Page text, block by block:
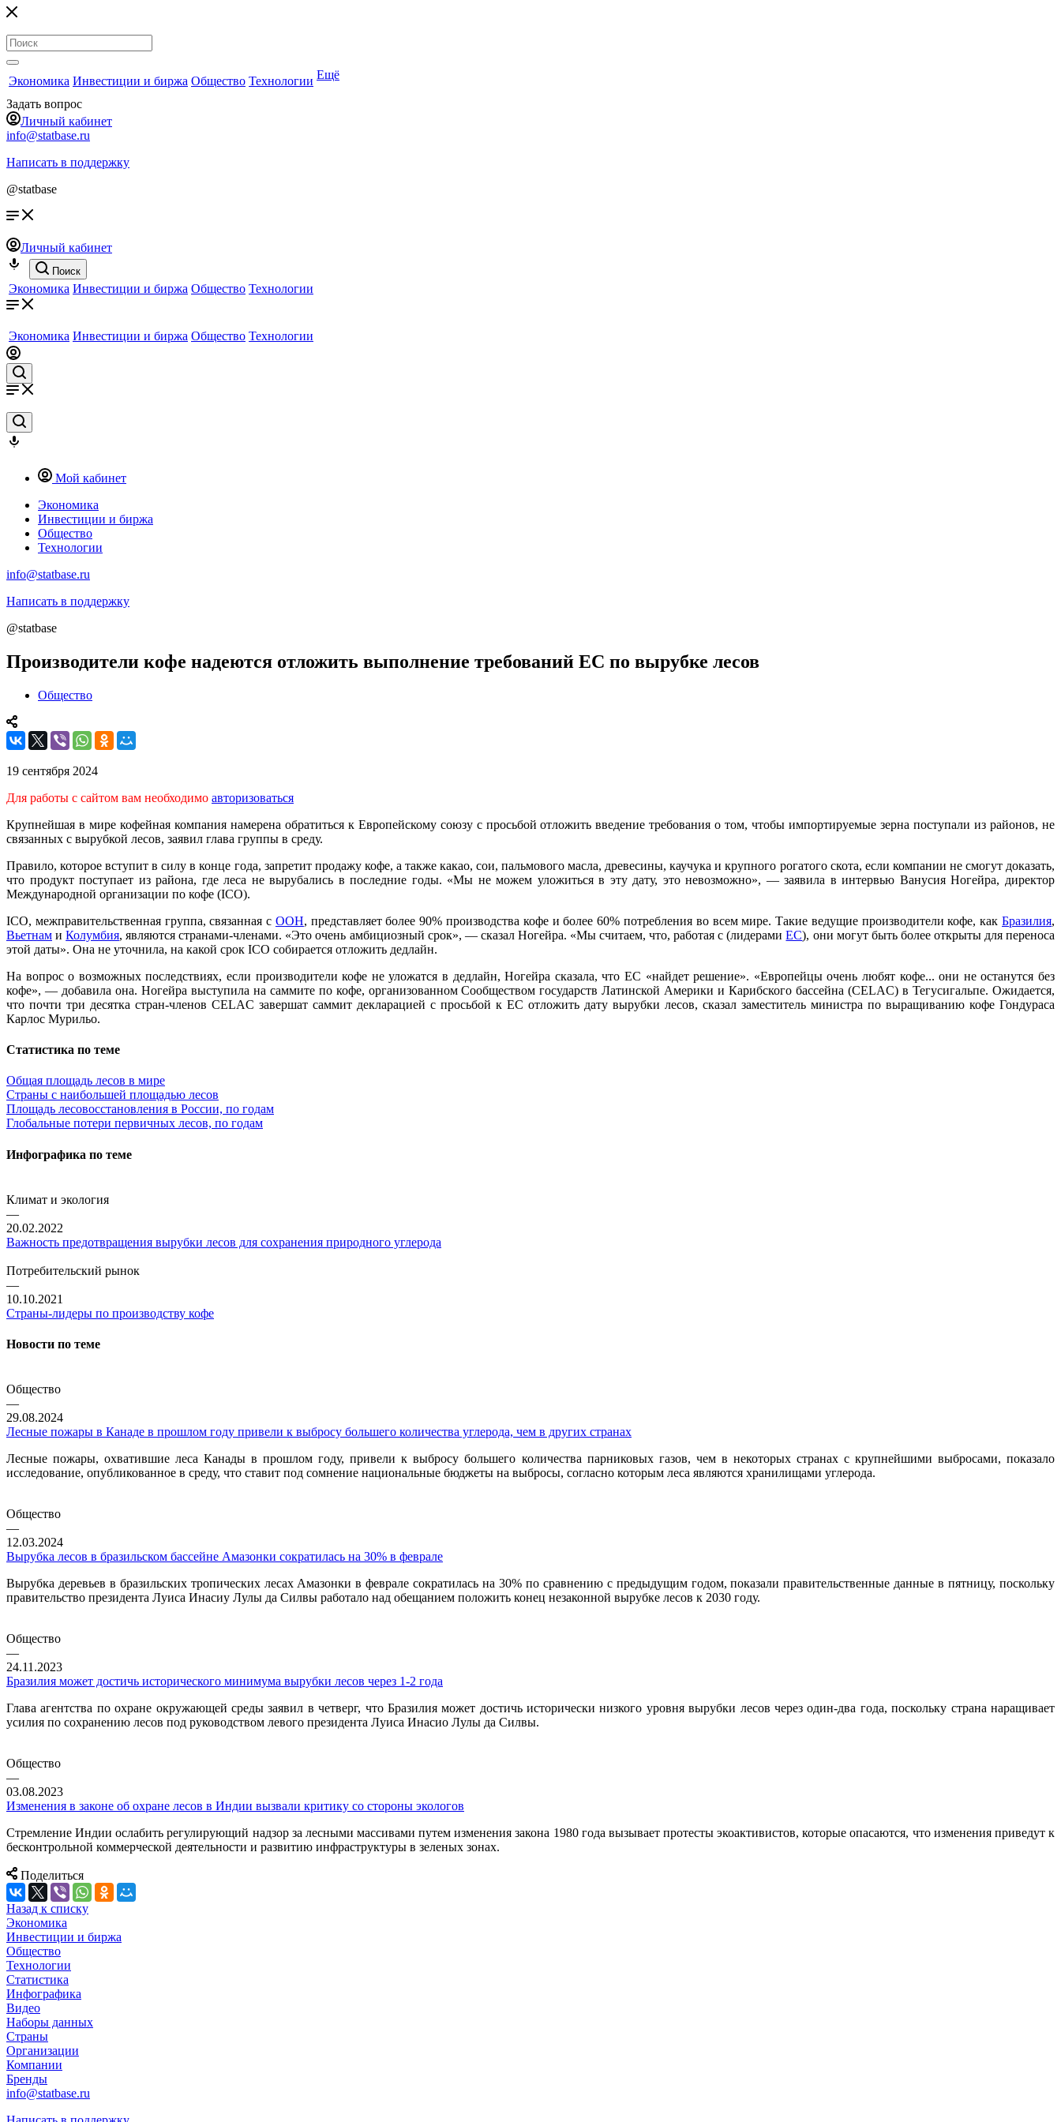
Экономика Инвестиции и биржа Общество Технологии Ещё
Задать вопрос
Личный кабинет
info@statbase.ru
Написать в поддержку
@statbase
Личный кабинет
Поиск
Экономика Инвестиции и биржа Общество Технологии
Экономика Инвестиции и биржа Общество Технологии
Мой кабинет
Экономика
Инвестиции и биржа
Общество
Технологии
info@statbase.ru
Написать в поддержку
@statbase
Производители кофе надеются отложить выполнение требований ЕС по вырубке лесов
Общество
19 сентября 2024
Для работы с сайтом вам необходимо авторизоваться
Крупнейшая в мире кофейная компания намерена обратиться к Европейскому союзу с просьбой отложить введение требования о том, чтобы импортируемые зерна поступали из районов, не
связанных с вырубкой лесов, заявил глава группы в среду.
Правило, которое вступит в силу в конце года, запретит продажу кофе, а также какао, сои, пальмового масла, древесины, каучука и крупного рогатого скота, если компании не смогут доказать,
что продукт поступает из района, где леса не вырубались в последние годы. «Мы не можем уложиться в эту дату, это невозможно», — заявила в интервью Ванусия Ногейра, директор
Международной организации по кофе (ICO).
ICO, межправительственная группа, связанная с ООН, представляет более 90% производства кофе и более 60% потребления во всем мире. Такие ведущие производители кофе, какБразилия,
Вьетнам иКолумбия, являются странами-членами. «Это очень амбициозный срок», — сказал Ногейра. «Мы считаем, что, работая с (лидерамиЕС), они могут быть более открыты для переноса
этой даты». Она не уточнила, на какой срок ICO собирается отложить дедлайн.
На вопрос о возможных последствиях, если производители кофе не уложатся в дедлайн, Ногейра сказала, что ЕС «найдет решение». «Европейцы очень любят кофе... они не останутся без
кофе», — добавила она. Ногейра выступила на саммите по кофе, организованном Сообществом государств Латинской Америки и Карибского бассейна (CELAC) в Тегусигальпе. Ожидается,
что почти три десятка стран-членов CELAC завершат саммит декларацией с просьбой к ЕС отложить дату вырубки лесов, сказал заместитель министра по выращиванию кофе Гондураса
Карлос Мурильо.
Статистика по теме
Общая площадь лесов в мире
Страны с наибольшей площадью лесов
Площадь лесовосстановления в России, по годам
Глобальные потери первичных лесов, по годам
Инфографика по теме
Климат и экология
—
20.02.2022
Важность предотвращения вырубки лесов для сохранения природного углерода
Потребительский рынок
—
10.10.2021
Страны-лидеры по производству кофе
Новости по теме
Общество
—
29.08.2024
Лесные пожары в Канаде в прошлом году привели к выбросу большего количества углерода, чем в других странах
Лесные пожары, охватившие леса Канады в прошлом году, привели к выбросу большего количества парниковых газов, чем в некоторых странах с крупнейшими выбросами, показало
исследование, опубликованное в среду, что ставит под сомнение национальные бюджеты на выбросы, согласно которым леса являются хранилищами углерода.
Общество
—
12.03.2024
Вырубка лесов в бразильском бассейне Амазонки сократилась на 30% в феврале
Вырубка деревьев в бразильских тропических лесах Амазонки в феврале сократилась на 30% по сравнению с предыдущим годом, показали правительственные данные в пятницу, поскольку
правительство президента Луиса Инасиу Лулы да Силвы работало над обещанием положить конец незаконной вырубке лесов к 2030 году.
Общество
—
24.11.2023
Бразилия может достичь исторического минимума вырубки лесов через 1-2 года
Глава агентства по охране окружающей среды заявил в четверг, что Бразилия может достичь исторически низкого уровня вырубки лесов через один-два года, поскольку страна наращивает
усилия по сохранению лесов под руководством левого президента Луиса Инасио Лулы да Силвы.
Общество
—
03.08.2023
Изменения в законе об охране лесов в Индии вызвали критику со стороны экологов
Стремление Индии ослабить регулирующий надзор за лесными массивами путем изменения закона 1980 года вызывает протесты экоактивистов, которые опасаются, что изменения приведут к
бесконтрольной коммерческой деятельности и развитию инфраструктуры в зеленых зонах.
Поделиться
Назад к списку
Экономика
Инвестиции и биржа
Общество
Технологии
Cтатистика
Инфографика
Видео
Наборы данных
Страны
Организации
Компании
Бренды
info@statbase.ru